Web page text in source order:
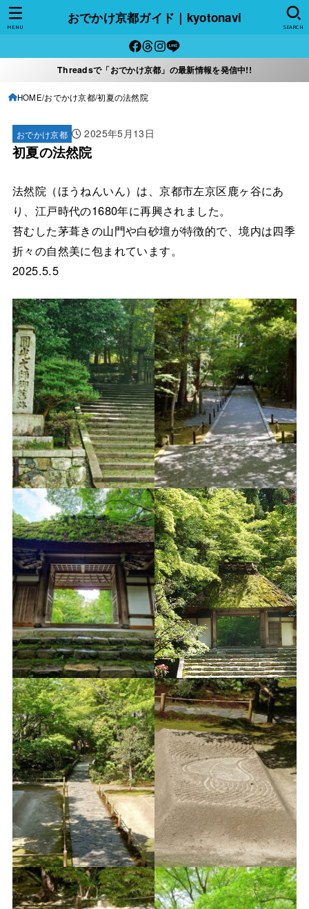
おでかけ京都ガイド｜kyotonavi
SEARCH
MENU
Threadsで「おでかけ京都」の最新情報を発信中!!
HOME おでかけ京都 初夏の法然院
おでかけ京都 2025年5月13日
初夏の法然院
法然院（ほうねんいん）は、京都市左京区鹿ヶ谷にあ
り、江戸時代の1680年に再興されました。
苔むした茅葺きの山門や白砂壇が特徴的で、境内は四季
折々の自然美に包まれています。
2025.5.5